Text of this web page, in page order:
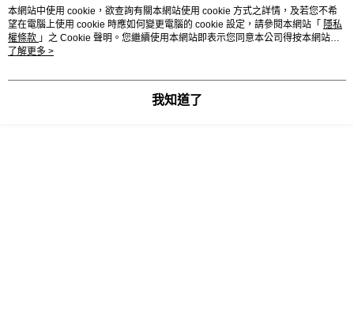
RN248
詳細說明 相關推薦
本網站中使用 cookie，欲查詢有關本網站使用 cookie 方式之詳情，及若您不希
望在電腦上使用 cookie 時應如何變更電腦的 cookie 設定，請參閱本網站「 隱私
權條款 」之 Cookie 聲明。您繼續使用本網站即表示您同意本公司得按本網站使
用條款之 Cookie 聲明使用 cookie。
了解更多 >
我知道了